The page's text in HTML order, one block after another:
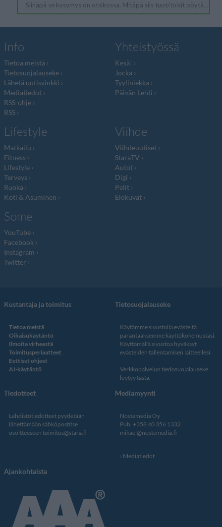
Info
Tietoa meistä
Tietosuojalauseke
Lähetä uutisvinkki
Mediatiedot
RSS-ohje
RSS
Yhteistyössä
Kesä!
Jocka
Tyyliniekka
Päivän Lehti
Lifestyle
Matkailu
Fitness
Lifestyle
Terveys
Ruoka
Koti & Asuminen
Viihde
Viihdeuutiset
StaraTV
Autot
Digi
Pelit
Elokuvat
Some
YouTube
Facebook
Instagram
Twitter
Kustantaja ja toimitus
Tietoa meistä
Oikaisukäytäntö
Ilmoita virheestä
Toimitusperiaatteet
Eettiset ohjeet
AI-käytäntö
Tietosuojalauseke
Käytämme sivustolla evästeitä
parantaaksemme käyttökokemustasi.
Käyttämällä sivustoa hyväksyt
evästeiden tallentamisen laitteellesi.
Verkkopalvelun tiedosuojalauseke
löytyy tästä.
Tiedotteet
Lehdistötiedotteet pyydetään
lähettämään sähköpostitse
osoitteeseen toimitus@stara.fi
Mediamyynti
Nostemedia Oy
Puh. +358 40 356 1332
mikael@nostemedia.fi
Mediatiedot
Ajankohtaista